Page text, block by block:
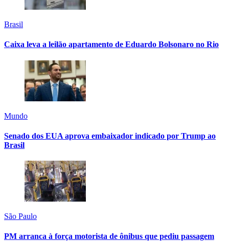
Brasil
Caixa leva a leilão apartamento de Eduardo Bolsonaro no Rio
Mundo
Senado dos EUA aprova embaixador indicado por Trump ao
Brasil
São Paulo
PM arranca à força motorista de ônibus que pediu passagem